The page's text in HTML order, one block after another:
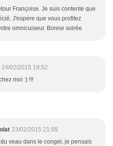
Françoise. Je suis contente que
J'espère que vous profitez
omnicuiseur. Bonne soirée
24/02/2015 19:52
moi :) !!!
23/02/2015 21:09
veau dans le congel, je pensais